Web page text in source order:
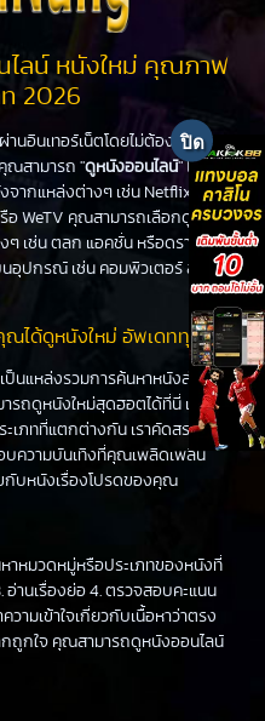
ไลน์ หนังใหม่ คุณภาพ
ท 2026
นอินเทอร์เน็ตโดยไม่ต้องไปโรง
ณสามารถ "ดูหนังออนไลน์" ได้ที่
ากแหล่งต่างๆ เช่น Netflix,
อ WeTV คุณสามารถเลือกดูหนัง
ๆ เช่น ตลก แอคชั่น หรือดราม่า
ปกรณ์ เช่น คอมพิวเตอร์ สมา
ณได้ดูหนังใหม่ อัพเดททุกวัน
ป็นแหล่งรวมการค้นหาหนังล่าสุด
ารถดูหนังใหม่สุดฮอตได้ที่นี่ เช่น
เภทที่แตกต่างกัน เราคัดสรร
บความบันเทิงที่คุณเพลิดเพลิน
กับหนังเรื่องโปรดของคุณ
าหมวดหมู่หรือประเภทของหนังที่
านเรื่องย่อ 4. ตรวจสอบคะแนน
ามเข้าใจเกี่ยวกับเนื้อหาว่าตรง
ถูกใจ คุณสามารถดูหนังออนไลน์